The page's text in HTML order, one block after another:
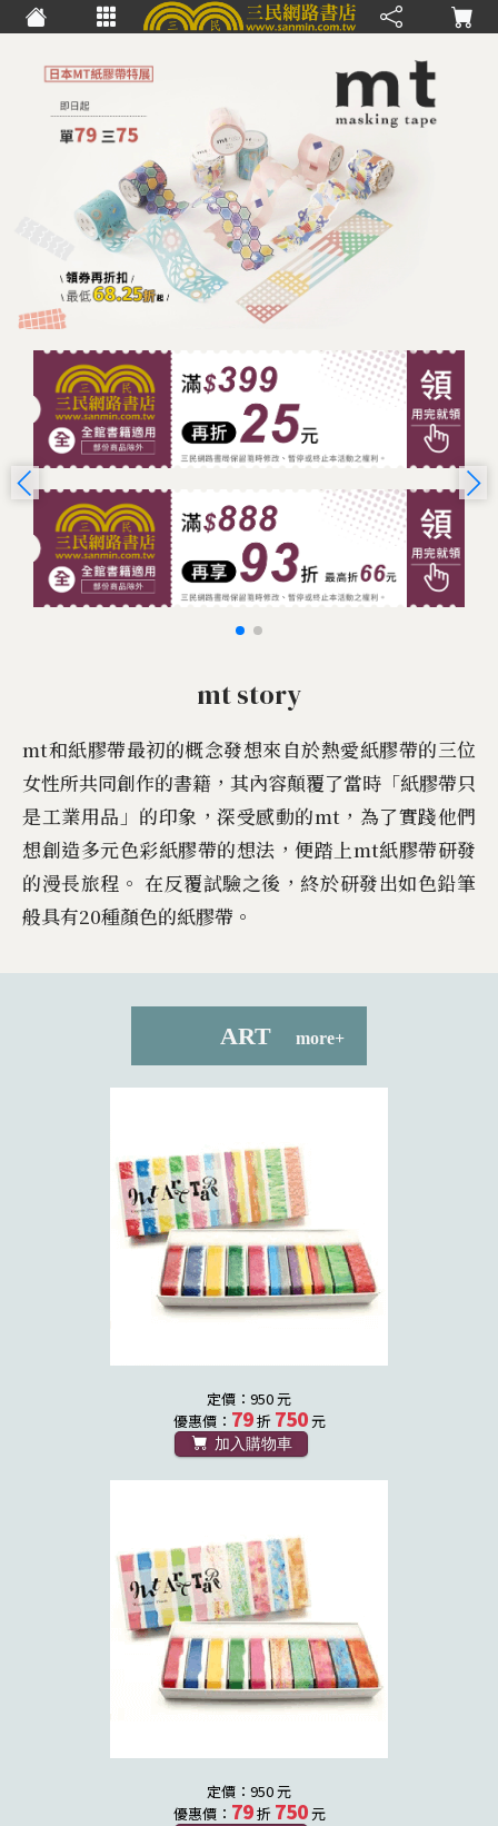
mt story
mt和紙膠帶最初的概念發想來自於熱愛紙膠帶的三位
女性所共同創作的書籍，其內容顛覆了當時「紙膠帶只
是工業用品」的印象，深受感動的mt，為了實踐他們
想創造多元色彩紙膠帶的想法，便踏上mt紙膠帶研發
的漫長旅程。 在反覆試驗之後，終於研發出如色鉛筆
般具有20種顏色的紙膠帶。
ART more+
定價：950 元
優惠價： 79折 750元
加入購物車
定價：950 元
優惠價： 79折 750元